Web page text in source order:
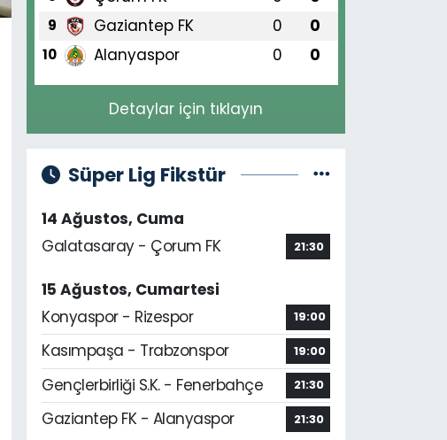
9 Gaziantep FK 0 0
10 Alanyaspor 0 0
Detaylar için tıklayın
Süper Lig Fikstür
14 Ağustos, Cuma
Galatasaray - Çorum FK
21:30
15 Ağustos, Cumartesi
Konyaspor - Rizespor
19:00
Kasımpaşa - Trabzonspor 19:00
Gençlerbirliği S.K. - Fenerbahçe 21:30
Gaziantep FK - Alanyaspor 21:30